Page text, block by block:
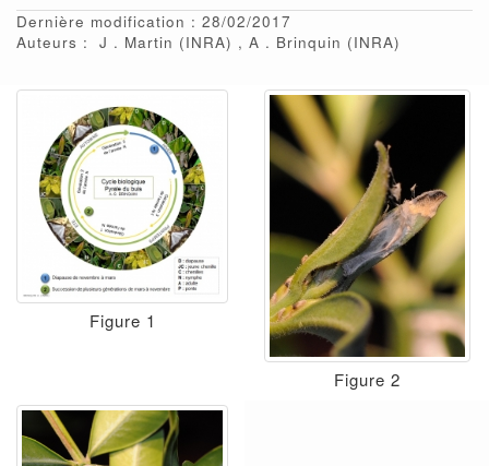
Dernière modification : 28/02/2017
Auteurs :
J Martin (INRA) A Brinquin (INRA)
Figure 1
Figure 2